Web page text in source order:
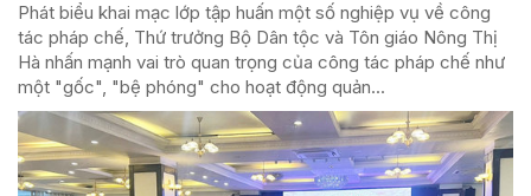
Phát biểu khai mạc lớp tập huấn một số nghiệp vụ về công
tác pháp chế, Thứ trưởng Bộ Dân tộc và Tôn giáo Nông Thị
Hà nhấn mạnh vai trò quan trọng của công tác pháp chế như
một "gốc", "bệ phóng" cho hoạt động quản...